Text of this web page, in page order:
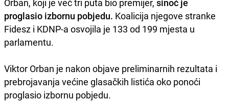
Orban, koji je već tri puta bio premijer, sinoć je
proglasio izbornu pobjedu. Koalicija njegove stranke
Fidesz i KDNP-a osvojila je 133 od 199 mjesta u
parlamentu.
Viktor Orban je nakon objave preliminarnih rezultata i
prebrojavanja većine glasačkih listića oko ponoći
proglasio izbornu pobjedu.